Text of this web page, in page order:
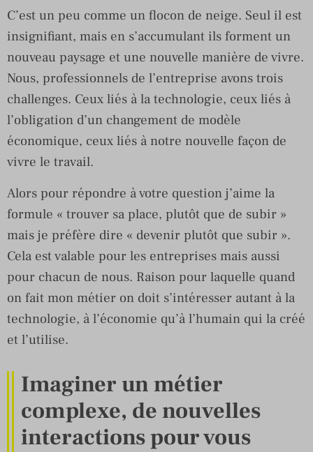
C’est un peu comme un flocon de neige. Seul il est
insignifiant, mais en s’accumulant ils forment un
nouveau paysage et une nouvelle manière de vivre.
Nous, professionnels de l’entreprise avons trois
challenges. Ceux liés à la technologie, ceux liés à
l’obligation d’un changement de modèle
économique, ceux liés à notre nouvelle façon de
vivre le travail.
Alors pour répondre à votre question j’aime la
formule « trouver sa place, plutôt que de subir »
mais je préfère dire « devenir plutôt que subir ».
Cela est valable pour les entreprises mais aussi
pour chacun de nous. Raison pour laquelle quand
on fait mon métier on doit s’intéresser autant à la
technologie, à l’économie qu’à l’humain qui la créé
et l’utilise.
Imaginer un métier
complexe, de nouvelles
interactions pour vous